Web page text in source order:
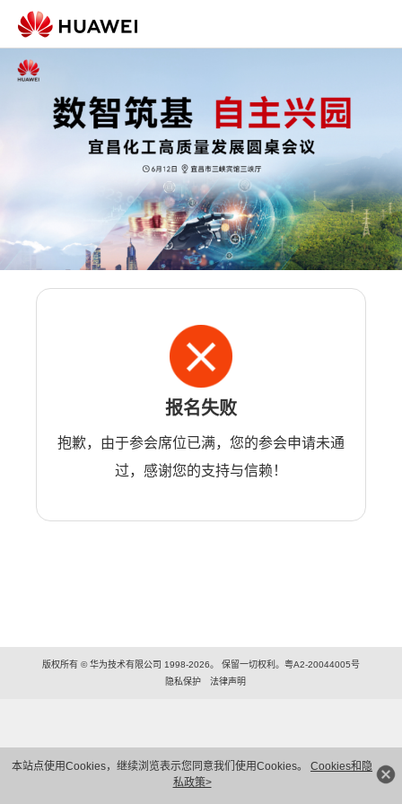
本站点使用Cookies，继续浏览表示您同意我们使用Cookies。 Cookies和隐
私政策>
报名失败
抱歉，由于参会席位已满，您的参会申请未通
过，感谢您的支持与信赖！
版权所有 © 华为技术有限公司 1998-2026。 保留一切权利。粤A2-20044005号
隐私保护
法律声明